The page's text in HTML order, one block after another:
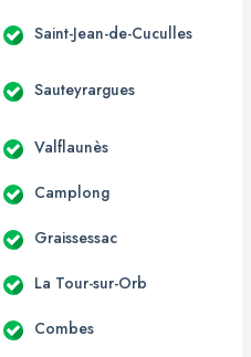
Saint-Jean-de-Cuculles
Sauteyrargues
Valflaunès
Camplong
Graissessac
La Tour-sur-Orb
Combes